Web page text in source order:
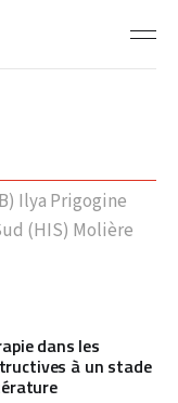
Ilya Prigogine
(HIS) Molière
dans les
à un stade